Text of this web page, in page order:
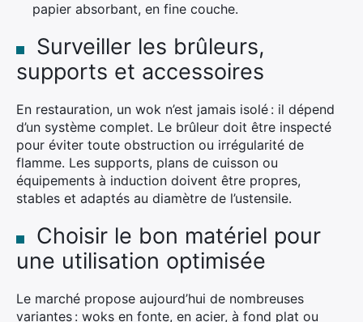
papier absorbant, en fine couche.
Surveiller les brûleurs,
supports et accessoires
En restauration, un wok n’est jamais isolé : il dépend
d’un système complet. Le brûleur doit être inspecté
pour éviter toute obstruction ou irrégularité de
flamme. Les supports, plans de cuisson ou
équipements à induction doivent être propres,
stables et adaptés au diamètre de l’ustensile.
Choisir le bon matériel pour
une utilisation optimisée
Le marché propose aujourd’hui de nombreuses
variantes : woks en fonte, en acier, à fond plat ou